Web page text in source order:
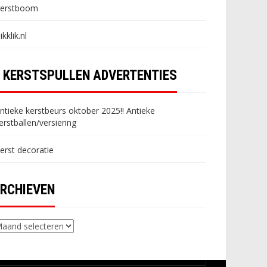
KERSTSPULLEN ADVERTENTIES
kerstbeurs oktober 2025!! Antieke
versiering
decoratie